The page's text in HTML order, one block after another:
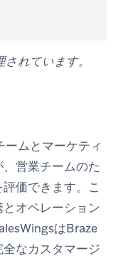
れています。
ームとマーケティ
営業チームのた
価できます。こ
オペレーション
はBraze
なカスタマージ